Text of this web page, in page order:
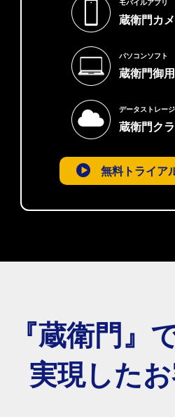
モバイルアプリ
蔵衛門カ
パソコンソフト
蔵衛門御
データストレージ
蔵衛門ク
無料トライア
『蔵衛門』
実現した